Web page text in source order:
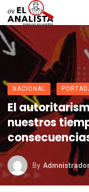
NACIONAL
El
nuestros
By